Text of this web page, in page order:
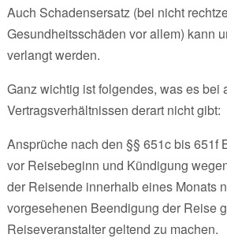
Auch Schadensersatz (bei nicht
Gesundheitsschäden vor allem) kann
verlangt werden.
Ganz wichtig ist folgendes, was es bei
Vertragsverhältnissen derart nicht gibt:
Ansprüche nach den §§ 651c bis 651f
vor Reisebeginn und Kündigung
der Reisende innerhalb eines Monats
vorgesehenen Beendigung der Reise
Reiseveranstalter geltend zu machen.